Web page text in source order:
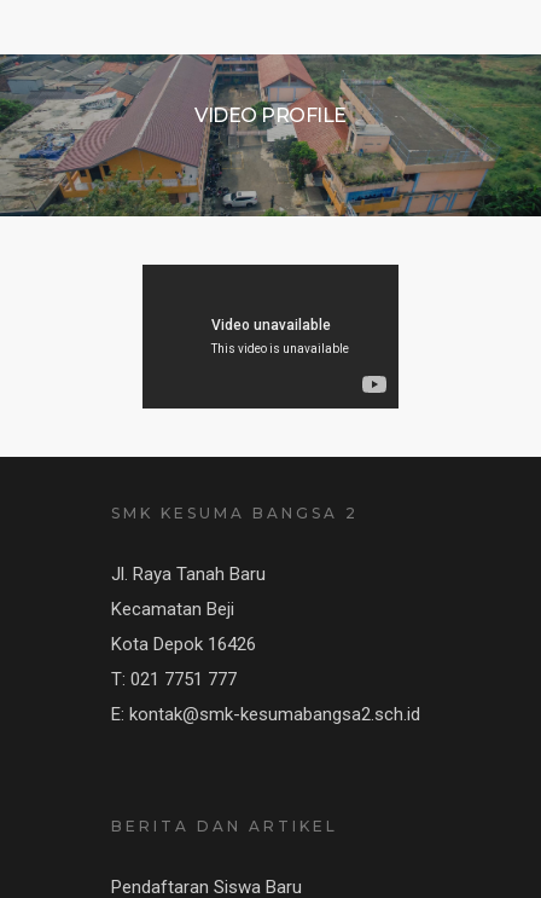
VIDEO PROFILE
SMK KESUMA BANGSA 2
Jl. Raya Tanah Baru
Kecamatan Beji
Kota Depok 16426
T: 021 7751 777
E: kontak@smk-kesumabangsa2.sch.id
BERITA DAN ARTIKEL
Pendaftaran Siswa Baru